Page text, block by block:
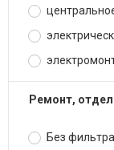
ремонт,
Без